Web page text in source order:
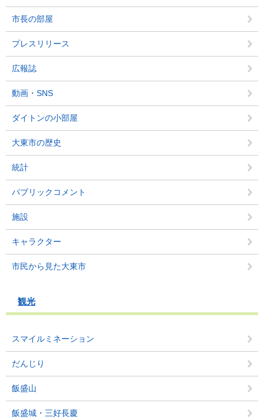
市長の部屋
プレスリリース
広報誌
動画・SNS
ダイトンの小部屋
大東市の歴史
統計
パブリックコメント
施設
キャラクター
市民から見た大東市
観光
スマイルミネーション
だんじり
飯盛山
飯盛城・三好長慶